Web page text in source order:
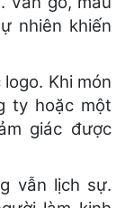
nhiên khiến
Khi món
ty hoặc một
giác được
vẫn lịch sự.